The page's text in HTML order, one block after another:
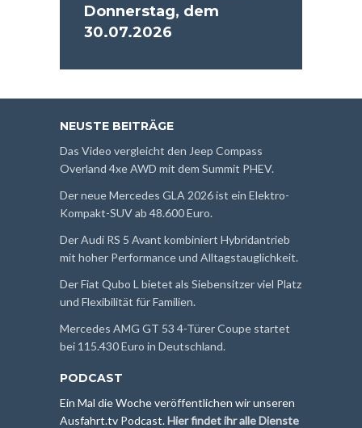
Donnerstag, dem
30.07.2026
NEUSTE BEITRÄGE
Das Video vergleicht den Jeep Compass
Overland 4xe AWD mit dem Summit PHEV.
Der neue Mercedes GLA 2026 ist ein Elektro-
Kompakt-SUV ab 48.600 Euro.
Der Audi RS 5 Avant kombiniert Hybridantrieb
mit hoher Performance und Alltagstauglichkeit.
Der Fiat Qubo L bietet als Siebensitzer viel Platz
und Flexibilität für Familien.
Mercedes AMG GT 53 4-Türer Coupe startet
bei 115.430 Euro in Deutschland.
PODCAST
Ein Mal die Woche veröffentlichen wir unseren
Ausfahrt.tv Podcast.Hier findet ihr alle Dienste